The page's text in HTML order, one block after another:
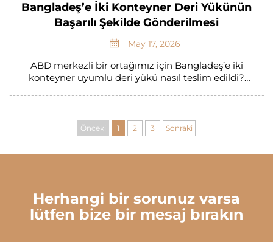
Bangladeş’e İki Konteyner Deri Yükünün
Başarılı Şekilde Gönderilmesi
May 17, 2026
ABD merkezli bir ortağımız için Bangladeş’e iki
konteyner uyumlu deri yükü nasıl teslim edildi?
Önceki 1 2 3 Sonraki
Herhangi bir sorunuz varsa
lütfen bize bir mesaj bırakın